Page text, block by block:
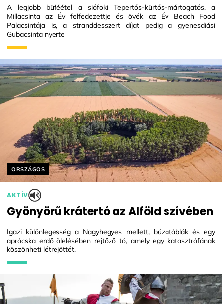
A legjobb büféétel a siófoki Tepertős-kürtős-mártogatós, a
Millacsinta az Év felfedezettje és övék az Év Beach Food
Palacsintája is, a stranddesszert díjat pedig a gyenesdiási
Gubacsinta nyerte
Helyszín címkék:
ORSZÁGOS
AKTÍV
Gyönyörű krátertó az Alföld szívében
Igazi különlegesség a Nagyhegyes mellett, búzatáblák és egy
aprócska erdő ölelésében rejtőző tó, amely egy katasztrófának
köszönheti létrejöttét.